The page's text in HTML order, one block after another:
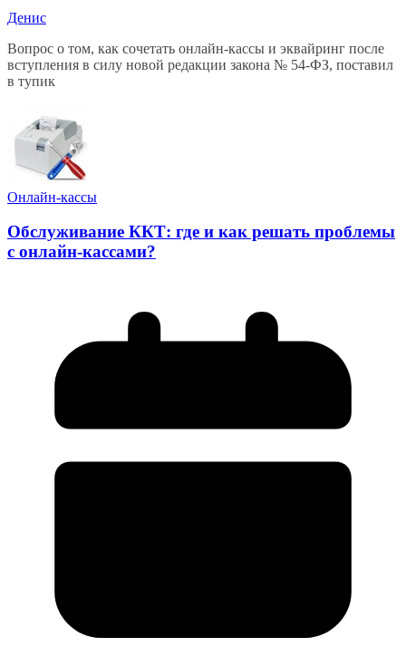
Денис
Вопрос о том, как сочетать онлайн-кассы и эквайринг после
вступления в силу новой редакции закона № 54-ФЗ, поставил
в тупик
Онлайн-кассы
Обслуживание ККТ: где и как решать проблемы
с онлайн-кассами?